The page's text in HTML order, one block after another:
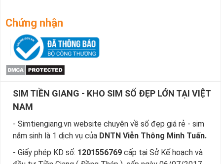
Chứng nhận
SIM TIỀN GIANG - KHO SIM SỐ ĐẸP LỚN TẠI VIỆT
NAM
- Simtiengiang.vn website chuyên về số đẹp giá rẻ - sim
năm sinh là 1 dịch vụ của DNTN Viễn Thông Minh Tuấn.
- Giấy phép KD số: 1201556769 cấp tại Sở Kế hoạch và